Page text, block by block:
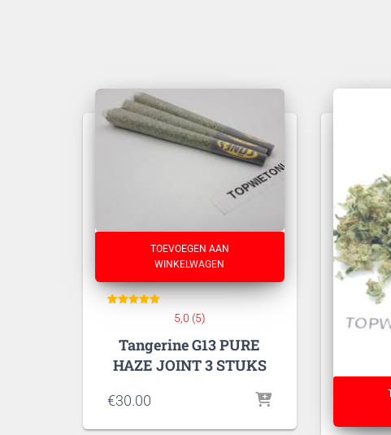
TOEVOEGEN AAN
WINKELWAGEN
gebaseerd
opklant
5,0 (5)
Tangerine G13 PURE
HAZE JOINT 3 STUKS
€30.00